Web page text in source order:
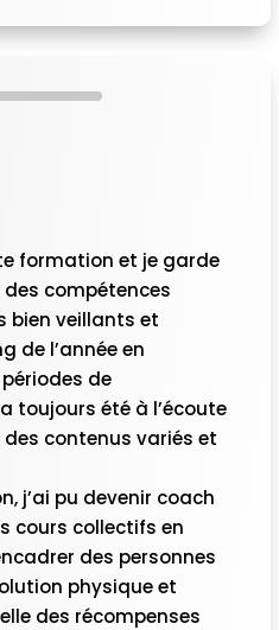
formation et je garde
compétences
bien veillants et
de l’année en
de
toujours été à l’écoute
contenus variés et
j’ai pu devenir coach
cours collectifs en
des personnes
physique et
des récompenses